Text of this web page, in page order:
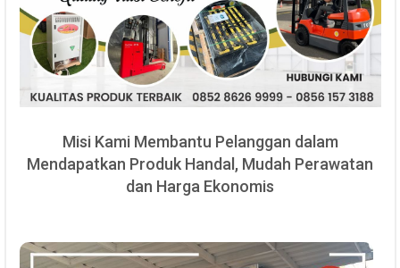
Misi Kami Membantu Pelanggan dalam
Mendapatkan Produk Handal, Mudah Perawatan
dan Harga Ekonomis